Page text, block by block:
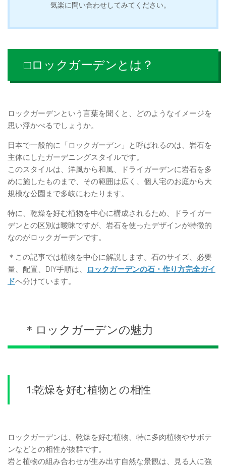
気楽に問い合わせしてみてください。
□ロックガーデンとは？
ロックガーデンという言葉を聞くと、どのようなイメージを
思い浮かべるでしょうか。
日本で一般的に「ロックガーデン」と呼ばれるのは、岩石を
主体にしたガーデニングスタイルです。
このスタイルは、洋風から和風、ドライガーデンに岩石を多
めに施したものまで、その範囲は広く、個人宅のお庭から大
規模な公園まで多岐にわたります。
特に、乾燥を好む植物を中心に構成されるため、ドライガー
デンとの区別は曖昧ですが、岩石を使ったデザインが特徴的
なのがロックガーデンです。
＊この記事では植物を中心に解説します。石のサイズ、必要
量、配置、DIY手順は、
ロックガーデンの石・作り方完全ガイ
ドへ分けています。
＊ロックガーデンの魅力
1:乾燥を好む植物との相性
ロックガーデンは、乾燥を好む植物、特に多肉植物やサボテ
ンなどとの相性が抜群です。
岩と植物の組み合わせが生み出す自然な景観は、見る人に強